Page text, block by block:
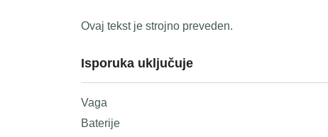
Ovaj tekst je strojno preveden.
Isporuka uključuje
Vaga
Baterije